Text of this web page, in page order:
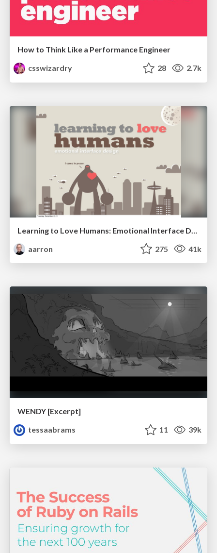
How to Think Like a Performance Engineer
csswizardry
28 2.7k
aarron
275 41k
WENDY [Excerpt]
tessaabrams
11 39k